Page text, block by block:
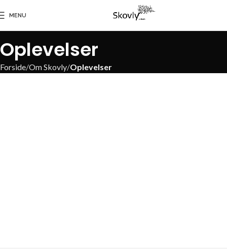
MENU
Oplevelser
Forside Om Skovly Oplevelser